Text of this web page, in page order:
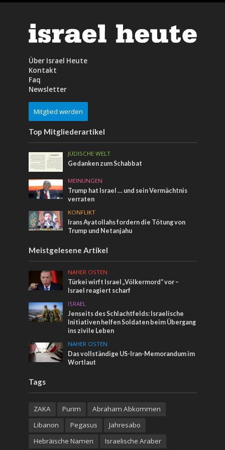
Über Israel Heute
Kontakt
Faq
Newsletter
Mitglied werden
Top Mitgliederartikel
JÜDISCHE WELT
Gedanken zum Schabbat
MEINUNGEN
Trump hat Israel … und sein Vermächtnis
verraten
KONFLIKT
Irans Ayatollahs fordern die Tötung von
Trump und Netanjahu
Meistgelesene Artikel
NAHER OSTEN
Türkei wirft Israel „Völkermord“ vor –
Israel reagiert scharf
ISRAEL
Jenseits des Schlachtfelds: Israelische
Initiativen helfen Soldaten beim Übergang
ins zivile Leben
NAHER OSTEN
Das vollständige US-Iran-Memorandum im
Wortlaut
Tags
ZAKA Purim
Abraham Abkommen
Libanon
Pegasus
Jahresabo
Hebräische Namen
Israelische Araber